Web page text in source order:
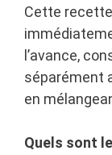
Cette
l’avance,
séparément
en
Quels sont